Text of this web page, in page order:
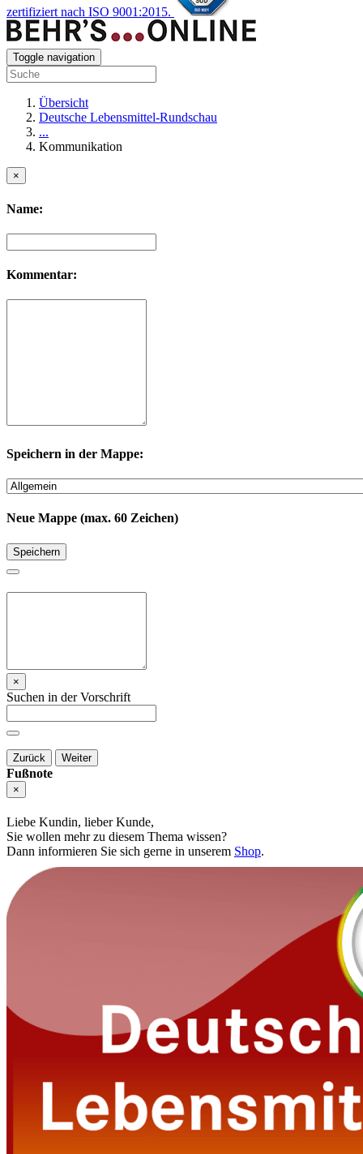
zertifiziert nach ISO 9001:2015.
Toggle navigation
Übersicht
Deutsche Lebensmittel-Rundschau
...
Kommunikation
×
Name:
Kommentar:
Speichern in der Mappe:
Neue Mappe (max. 60 Zeichen)
Speichern
×
Suchen in der Vorschrift
Zurück Weiter
Fußnote
×
Liebe Kundin, lieber Kunde,
Sie wollen mehr zu diesem Thema wissen?
Dann informieren Sie sich gerne in unserem Shop.